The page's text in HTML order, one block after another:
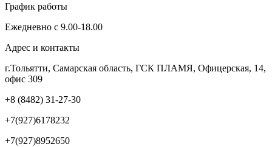
График работы
Ежедневно с 9.00-18.00
Адрес и контакты
г.Тольятти, Самарская область, ГСК ПЛАМЯ, Офицерская, 14,
офис 309
+8 (8482) 31-27-30
+7(927)6178232
+7(927)8952650